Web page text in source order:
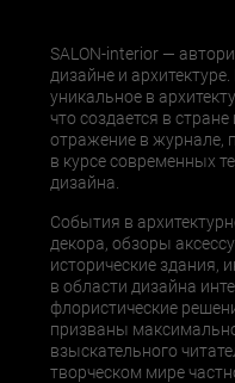
SALON-interior —
дизайне и
уникальное в
что создается в
отражение в журнале,
в курсе современных
дизайна.
События в
декора, обзоры
исторические здания,
в области дизайна
флористические
призваны
взыскательного
творческом мире